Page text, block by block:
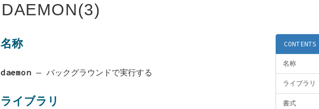
DAEMON(3)
CONTENTS
名称
ライブラリ
書式
名称
daemon — バックグラウンドで実行する
ライブラリ